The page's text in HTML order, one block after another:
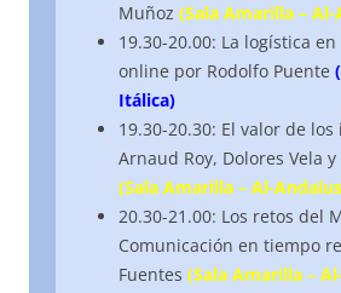
Muñoz (Sala Amarilla –
19.30-20.00: La logística
online por Rodolfo Puente
Itálica)
19.30-20.30: El valor de
Arnaud Roy, Dolores Vela
(Sala Amarilla – Al-
20.30-21.00: Los retos del
Comunicación en tiempo
Fuentes (Sala Amarilla –